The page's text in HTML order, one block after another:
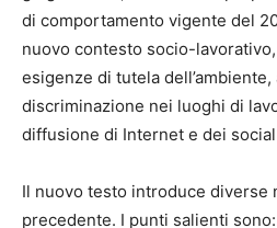
di comportamento vigente del
nuovo contesto socio-
esigenze di tutela
discriminazione nei luoghi di
diffusione di Internet e dei
Il nuovo testo introduce diverse
precedente. I punti salienti sono: